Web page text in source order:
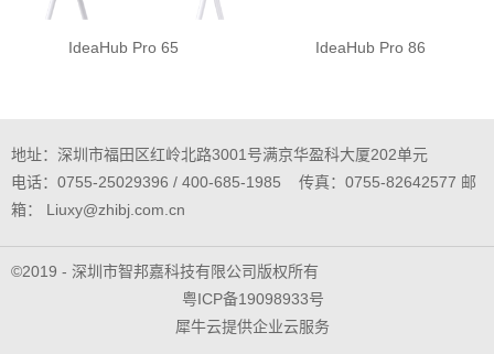
IdeaHub Pro 65 IdeaHub Pro 86
地址：深圳市福田区红岭北路3001号满京华盈科大厦202单元
电话：0755-25029396 / 400-685-1985 传真：0755-82642577 邮
箱： Liuxy@zhibj.com.cn
©2019 - 深圳市智邦嘉科技有限公司版权所有
粤ICP备19098933号
犀牛云提供企业云服务